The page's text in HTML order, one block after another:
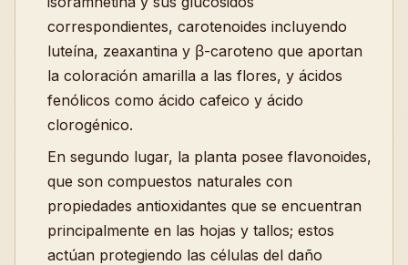
correspondientes, carotenoides incluyendo
luteína, zeaxantina y β-caroteno que aportan
la coloración amarilla a las flores, y ácidos
fenólicos como ácido cafeico y ácido
clorogénico.
En segundo lugar, la planta posee flavonoides,
que son compuestos naturales con
propiedades antioxidantes que se encuentran
principalmente en las hojas y tallos; estos
actúan protegiendo las células del daño